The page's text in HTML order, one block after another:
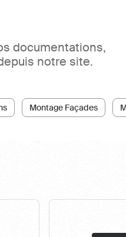
documentations,
notre site.
Montage Façades